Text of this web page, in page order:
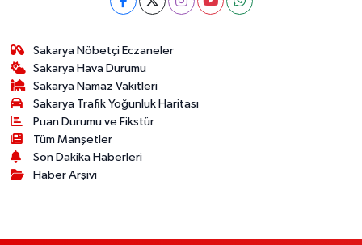
Sakarya Nöbetçi Eczaneler
Sakarya Hava Durumu
Sakarya Namaz Vakitleri
Sakarya Trafik Yoğunluk Haritası
Puan Durumu ve Fikstür
Tüm Manşetler
Son Dakika Haberleri
Haber Arşivi